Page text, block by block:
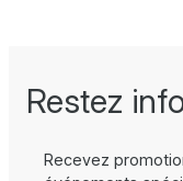
Restez
Recevez